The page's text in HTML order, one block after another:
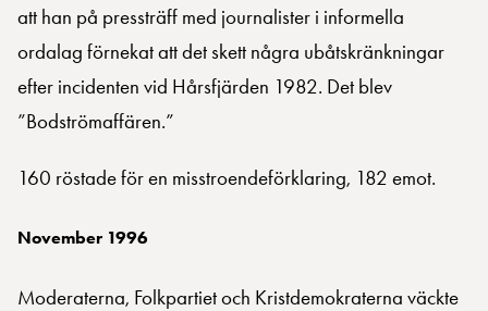
att han på pressträff med journalister i informella
ordalag förnekat att det skett några ubåtskränkningar
efter incidenten vid Hårsfjärden 1982. Det blev
”Bodströmaffären.”
160 röstade för en misstroendeförklaring, 182 emot.
November 1996
Moderaterna, Folkpartiet och Kristdemokraterna väckte